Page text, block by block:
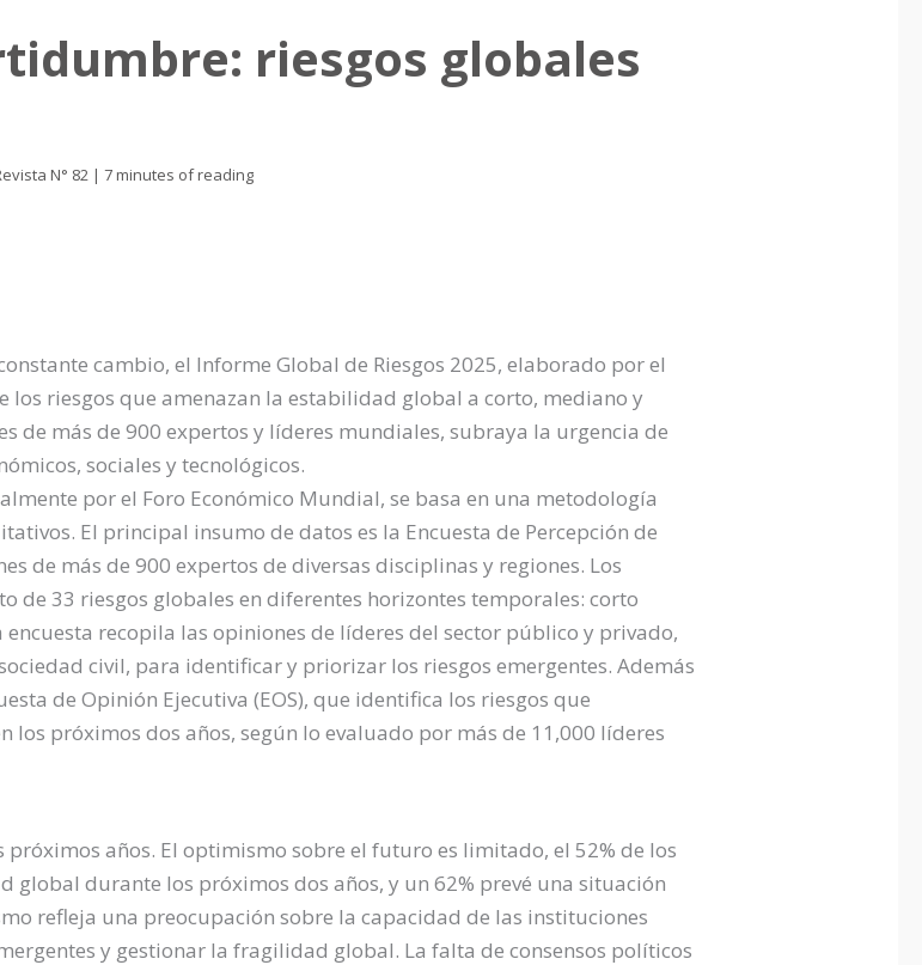
riesgos globales
N° 82 | 7 minutes of reading
cambio, el Informe Global de Riesgos 2025, elaborado por el
los riesgos que amenazan la estabilidad global a corto, mediano y
de más de 900 expertos y líderes mundiales, subraya la urgencia de
sociales y tecnológicos.
por el Foro Económico Mundial, se basa en una metodología
El principal insumo de datos es la Encuesta de Percepción de
de más de 900 expertos de diversas disciplinas y regiones. Los
de 33 riesgos globales en diferentes horizontes temporales: corto
recopila las opiniones de líderes del sector público y privado,
civil, para identificar y priorizar los riesgos emergentes. Además
de Opinión Ejecutiva (EOS), que identifica los riesgos que
los próximos dos años, según lo evaluado por más de 11,000 líderes
años. El optimismo sobre el futuro es limitado, el 52% de los
durante los próximos dos años, y un 62% prevé una situación
refleja una preocupación sobre la capacidad de las instituciones
y gestionar la fragilidad global. La falta de consensos políticos